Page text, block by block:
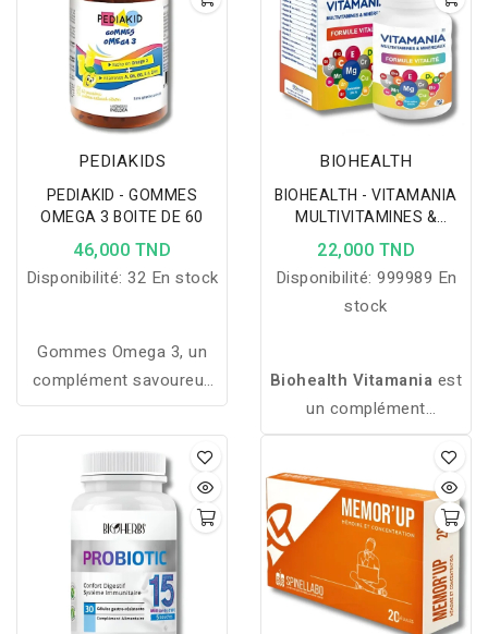
PEDIAKIDS
PEDIAKID - GOMMES
OMEGA 3 BOITE DE 60
46,000 TND
Disponibilité: 32 En stock
Gommes Omega 3, un
complément savoureux
et naturel pour soutenir
le développement, la
mémoire et la
concentration des
enfants dès 3 ans.
BIOHEALTH
BIOHEALTH - VITAMANIA
MULTIVITAMINES &
MINERAUX 30 GELULES
22,000 TND
Disponibilité: 999989 En
stock
Biohealth Vitamania est
un complément
alimentaire complet à
base de 13 vitamines, 6
minéraux et quercétine
pour booster l'énergie,
renforcer l'immunité et
améliorer la vitalité au
quotidien.